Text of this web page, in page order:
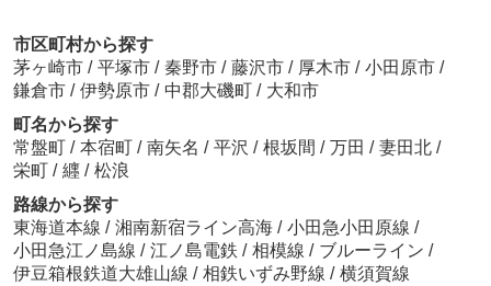
市区町村から探す
茅ヶ崎市 / 平塚市 / 秦野市 / 藤沢市 / 厚木市 / 小田原市 /
鎌倉市 / 伊勢原市 / 中郡大磯町 / 大和市
町名から探す
常盤町 / 本宿町 / 南矢名 / 平沢 / 根坂間 / 万田 / 妻田北 /
栄町 / 纒 / 松浪
路線から探す
東海道本線 / 湘南新宿ライン高海 / 小田急小田原線 /
小田急江ノ島線 / 江ノ島電鉄 / 相模線 / ブルーライン /
伊豆箱根鉄道大雄山線 / 相鉄いずみ野線 / 横須賀線